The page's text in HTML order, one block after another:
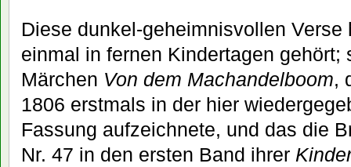
Diese dunkel-geheimnisvollen Verse
einmal in fernen Kindertagen gehört;
Märchen Von dem Machandelboom,
1806 erstmals in der hier
Fassung aufzeichnete, und das die
Nr. 47 in den ersten Band ihrer